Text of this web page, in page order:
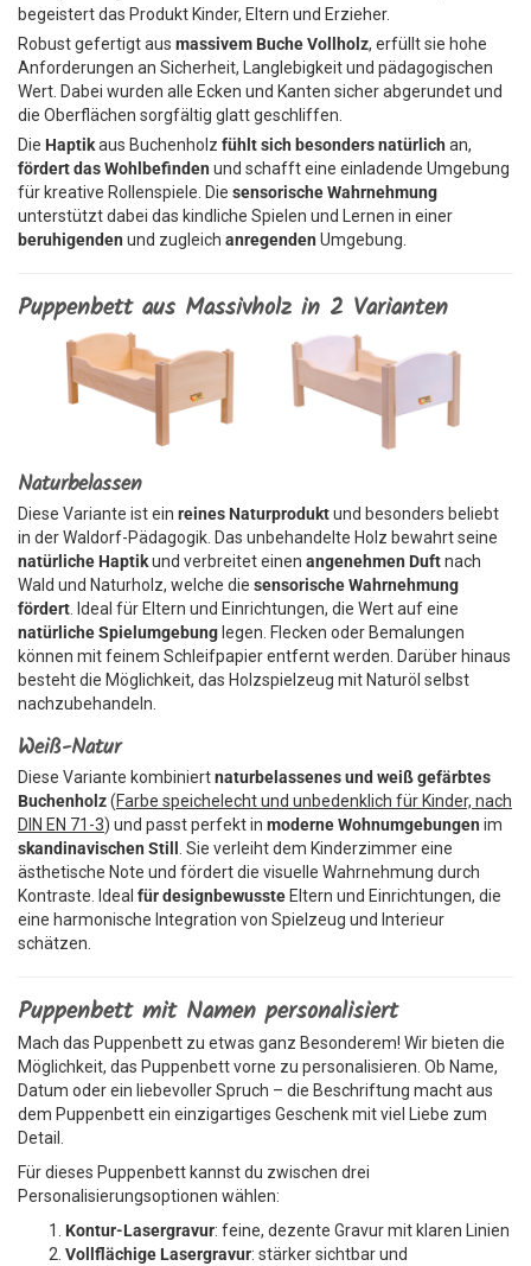
begeistert das Produkt Kinder, Eltern und Erzieher.
Robust gefertigt aus massivem Buche Vollholz, erfüllt sie hohe
Anforderungen an Sicherheit, Langlebigkeit und pädagogischen
Wert. Dabei wurden alle Ecken und Kanten sicher abgerundet und
die Oberflächen sorgfältig glatt geschliffen.
Die Haptikaus Buchenholz fühlt sich besonders natürlich an,
fördert das Wohlbefinden und schafft eine einladende Umgebung
für kreative Rollenspiele. Die sensorische Wahrnehmung
unterstützt dabei das kindliche Spielen und Lernen in einer
beruhigenden und zugleich anregenden Umgebung.
Puppenbett aus Massivholz in 2 Varianten
Naturbelassen
Diese Variante ist ein reines Naturproduktund besonders beliebt
in der Waldorf-Pädagogik. Das unbehandelte Holz bewahrt seine
natürliche Haptikund verbreitet einen angenehmen Duftnach
Wald und Naturholz, welche die sensorische Wahrnehmung
fördert . Ideal für Eltern und Einrichtungen, die Wert auf eine
natürliche Spielumgebunglegen. Flecken oder Bemalungen
können mit feinem Schleifpapier entfernt werden. Darüber hinaus
besteht die Möglichkeit, das Holzspielzeug mit Naturöl selbst
nachzubehandeln.
Weiß-Natur
Diese Variante kombiniertnaturbelassenes und weiß gefärbtes
Buchenholz(Farbe speichelecht und unbedenklich für Kinder, nach
DIN EN 71-3) und passt perfekt in moderne Wohnumgebungen im
skandinavischen Still . Sie verleiht dem Kinderzimmer eine
ästhetische Note und fördert die visuelle Wahrnehmung durch
Kontraste. Ideal für designbewussteEltern und Einrichtungen, die
eine harmonische Integration von Spielzeug und Interieur
schätzen.
Puppenbett mit Namen personalisiert
Mach das Puppenbett zu etwas ganz Besonderem! Wir bieten die
Möglichkeit, das Puppenbett vorne zu personalisieren. Ob Name,
Datum oder ein liebevoller Spruch – die Beschriftung macht aus
dem Puppenbett ein einzigartiges Geschenk mit viel Liebe zum
Detail.
Für dieses Puppenbett kannst du zwischen drei
Personalisierungsoptionen wählen:
Kontur-Lasergravur: feine, dezente Gravur mit klaren Linien
Vollflächige Lasergravur: stärker sichtbar und